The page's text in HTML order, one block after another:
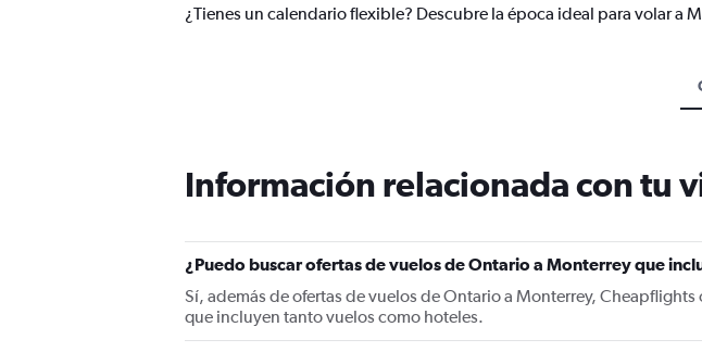
¿Tienes un calendario flexible? Descubre la época ideal para volar
Información relacionada con tu
¿Puedo buscar ofertas de vuelos de Ontario a Monterrey que
Sí, además de ofertas de vuelos de Ontario a Monterrey,
que incluyen tanto vuelos como hoteles.